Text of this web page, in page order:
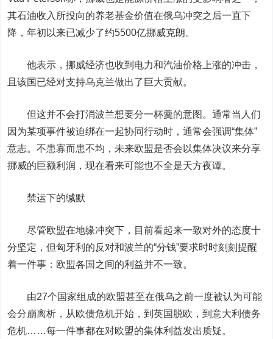
其石油收入所投向的养老基金价值在俄乌冲突之后一直下
降，年初以来已减少了约5500亿挪威克朗。
他表示，挪威经济也收到电力和汽油价格上涨的冲击，
且该国已经对支持乌克兰做出了巨大贡献。
但这并不会打消波兰想要分一杯羹的意图。通常当人们
因为某项事件被迫绑在一起协同行动时，通常会强调“集体”
意志。不患寡而患不均，未来欧盟是否会以集体决议来分享
挪威的巨额利润，现在看来可能也不全是天方夜谭。
禁运下的缄默
尽管欧盟在地缘冲突下，目前看起来一致对外的态度十
分坚定，但匈牙利的反对和波兰的“分钱”要求时时刻刻提醒
着一件事：欧盟各国之间的利益并不一致。
由27个国家组成的欧盟甚至在俄乌之前一度被认为可能
会分崩离析，从欧债危机开始，到英国脱欧，到意大利债务
危机……每一件事都在对欧盟的集体利益发出质疑。